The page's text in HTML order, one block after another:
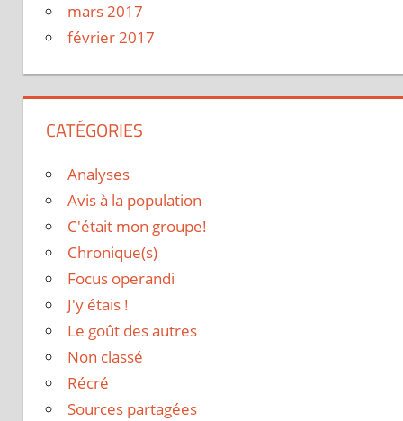
mars 2017
février 2017
CATÉGORIES
Analyses
Avis à la population
C'était mon groupe!
Chronique(s)
Focus operandi
J'y étais !
Le goût des autres
Non classé
Récré
Sources partagées